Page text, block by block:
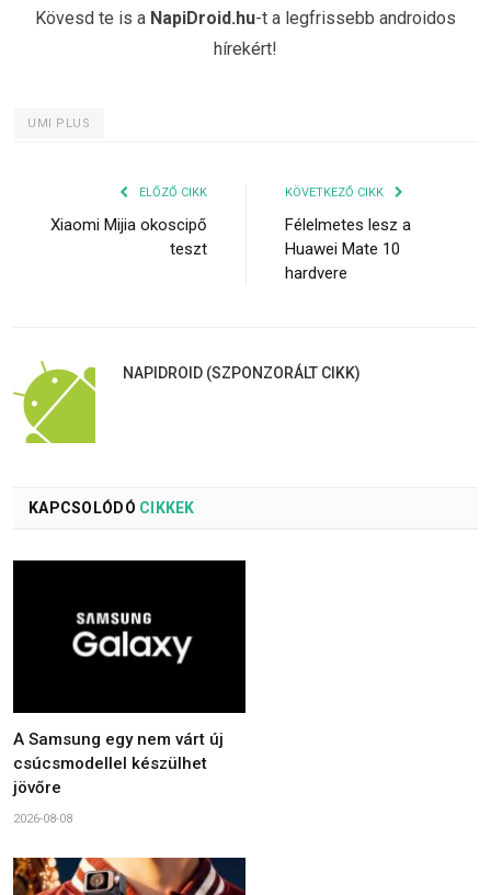
Kövesd te is a NapiDroid.hu-t a legfrissebb androidos
hírekért!
UMI PLUS
ELŐZŐ CIKK
Xiaomi Mijia okoscipő
teszt
KÖVETKEZŐ CIKK
Félelmetes lesz a
Huawei Mate 10
hardvere
NAPIDROID (SZPONZORÁLT CIKK)
KAPCSOLÓDÓ CIKKEK
A Samsung egy nem várt új
csúcsmodellel készülhet
jövőre
2026-08-08